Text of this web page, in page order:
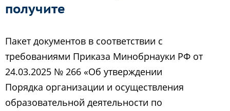
получите
Пакет документов в соответствии с
требованиями Приказа Минобрнауки РФ от
24.03.2025 № 266 «Об утверждении
Порядка организации и осуществления
образовательной деятельности по